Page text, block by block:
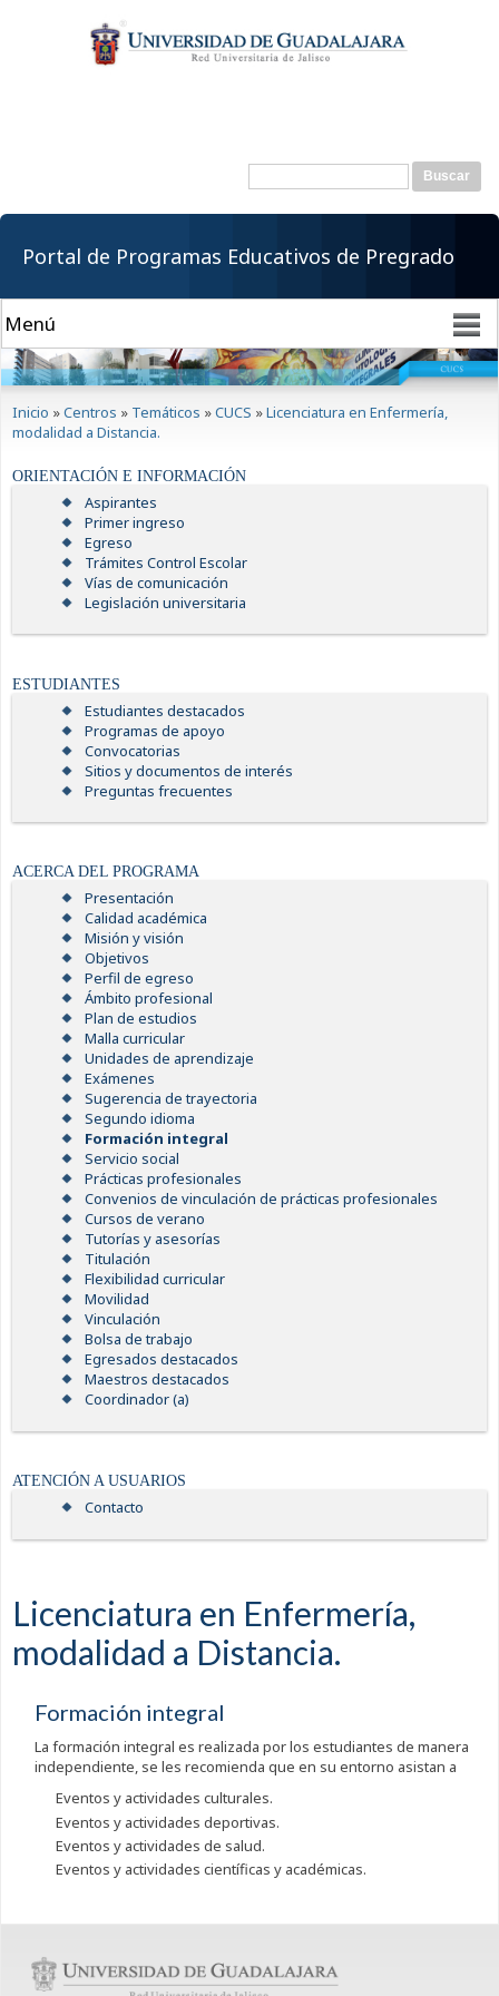
contenido
principal
Formulario de
Buscar
Portal de Programas Educativos de Pregrado
Inicio »Centros » Temáticos »CUCS »Licenciatura en Enfermería,
modalidad a Distancia.
ORIENTACIÓN E INFORMACIÓN
Aspirantes
Primer ingreso
Egreso
Trámites Control Escolar
Vías de comunicación
Legislación universitaria
ESTUDIANTES
Estudiantes destacados
Programas de apoyo
Convocatorias
Sitios y documentos de interés
Preguntas frecuentes
ACERCA DEL PROGRAMA
Presentación
Calidad académica
Misión y visión
Objetivos
Perfil de egreso
Ámbito profesional
Plan de estudios
Malla curricular
Unidades de aprendizaje
Exámenes
Sugerencia de trayectoria
Segundo idioma
Formación integral
Servicio social
Prácticas profesionales
Convenios de vinculación de prácticas profesionales
Cursos de verano
Tutorías y asesorías
Titulación
Flexibilidad curricular
Movilidad
Vinculación
Bolsa de trabajo
Egresados destacados
Maestros destacados
Coordinador (a)
ATENCIÓN A USUARIOS
Contacto
Licenciatura en Enfermería,
modalidad a Distancia.
Formación integral
La formación integral es realizada por los estudiantes de manera
independiente, se les recomienda que en su entorno asistan a
Eventos y actividades culturales.
Eventos y actividades deportivas.
Eventos y actividades de salud.
Eventos y actividades científicas y académicas.